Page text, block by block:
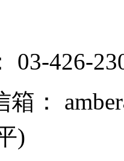
03-426-
箱： amber
)